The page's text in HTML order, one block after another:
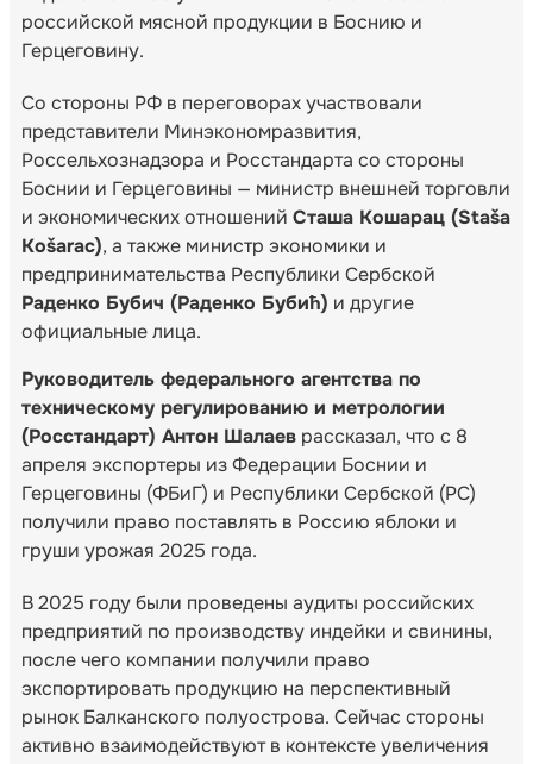
российской мясной продукции в Боснию и
Герцеговину.
Со стороны РФ в переговорах участвовали
представители Минэкономразвития,
Россельхознадзора и Росстандарта со стороны
Боснии и Герцеговины — министр внешней торговли
и экономических отношений Сташа Кошарац (Staša
Košarac), а также министр экономики и
предпринимательства Республики Сербской
Раденко Бубич (Раденко Бубић) и другие
официальные лица.
Руководитель федерального агентства по
техническому регулированию и метрологии
(Росстандарт) Антон Шалаев рассказал, что с 8
апреля экспортеры из Федерации Боснии и
Герцеговины (ФБиГ) и Республики Сербской (РС)
получили право поставлять в Россию яблоки и
груши урожая 2025 года.
В 2025 году были проведены аудиты российских
предприятий по производству индейки и свинины,
после чего компании получили право
экспортировать продукцию на перспективный
рынок Балканского полуострова. Сейчас стороны
активно взаимодействуют в контексте увеличения